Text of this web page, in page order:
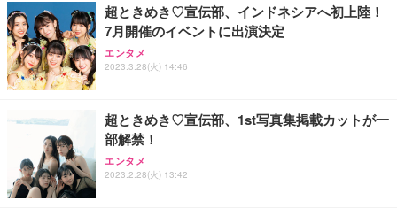
超ときめき♡宣伝部、インドネシアへ初上陸！
7月開催のイベントに出演決定
エンタメ
2023.3.28(火) 14:46
超ときめき♡宣伝部、1st写真集掲載カットが一
部解禁！
エンタメ
2023.2.28(火) 13:42